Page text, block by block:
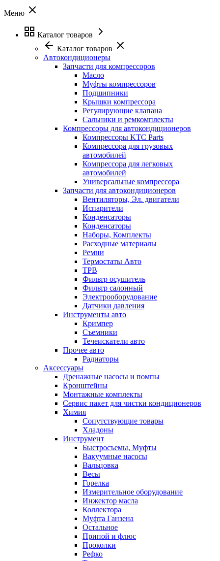
Меню
Каталог товаров
Каталог товаров
Автокондиционеры
Запчасти для компрессоров
Масло
Муфты компрессоров
Подшипники
Крышки компрессора
Регулирующие клапана
Сальники и ремкомплекты
Компрессоры для автокондиционеров
Компрессоры KTC Parts
Компрессора для грузовых
автомобилей
Компрессора для легковых
автомобилей
Универсальные компрессора
Запчасти для автокондиционеров
Вентиляторы, Эл. двигатели
Испарители
Конденсаторы
Конденсаторы
Наборы, Комплекты
Расходные материалы
Ремни
Термостаты Авто
ТРВ
Фильтр осушитель
Фильтр салонный
Электрооборудование
Датчики давления
Инструменты авто
Кримпер
Съемники
Течеискатели авто
Прочее авто
Радиаторы
Аксессуары
Дренажные насосы и помпы
Кронштейны
Монтажные комплекты
Сервис пакет для чистки кондиционеров
Химия
Сопутствующие товары
Хладоны
Инструмент
Быстросъемы, Муфты
Вакуумные насосы
Вальцовка
Весы
Горелка
Измерительное оборудование
Инжектор масла
Коллектора
Муфта Ганзена
Остальное
Припой и флюс
Проколки
Рефко